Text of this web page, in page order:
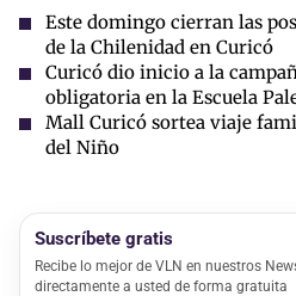
Este domingo cierran las
de la Chilenidad en Curicó
Curicó dio inicio a la
obligatoria en la Escuela
Mall Curicó sortea viaje
del Niño
Suscríbete gratis
Recibe lo mejor de VLN en nuestros
directamente a usted de forma gratuita